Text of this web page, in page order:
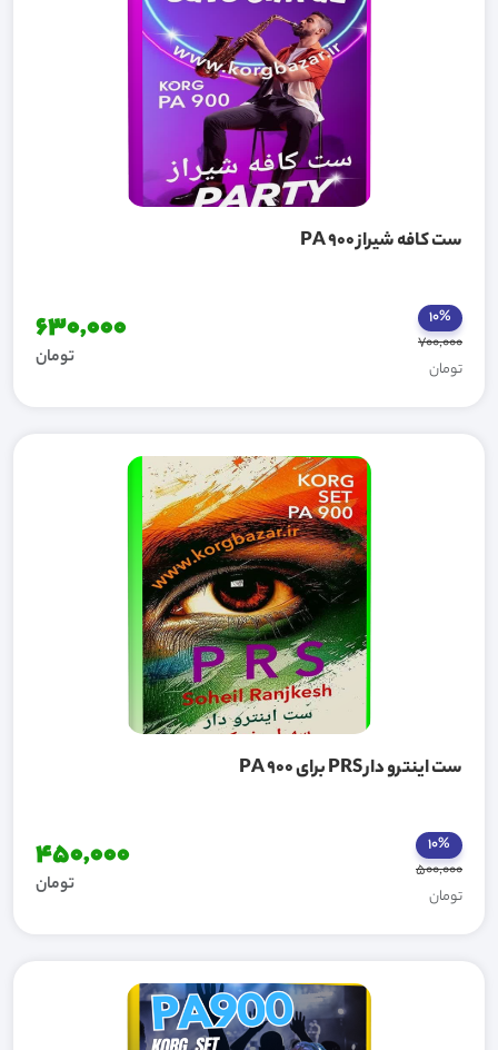
ست کافه شیراز PA 900
10%
700,000
تومان
630,000
تومان
ست اینترو دار PRS برای PA 900
10%
500,000
تومان
450,000
تومان